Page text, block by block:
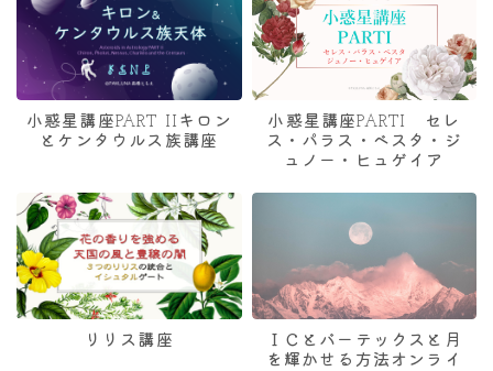
小惑星講座PART IIキロン
とケンタウルス族講座
小惑星講座PARTI セレ
ス・パラス・ベスタ・ジ
ュノー・ヒュゲイア
リリス講座
ＩＣとバーテックスと月
を輝かせる方法オンライ